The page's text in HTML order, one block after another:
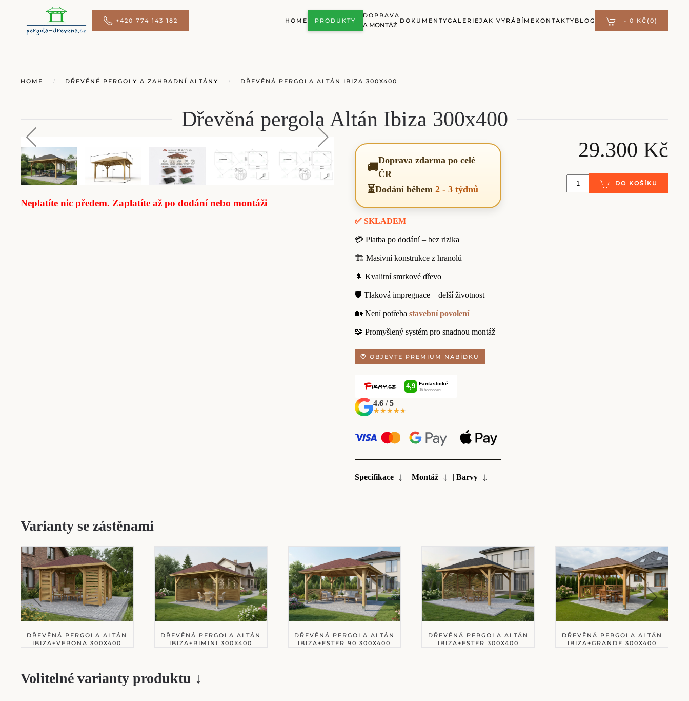
Přejít na hlavní obsah +420 774 143 182 HOME PRODUKTY
DOPRAVA
A MONTÁŽ
DOKUMENTYGALERIEJAK VYRÁBÍME KONTAKTY BLOG - 0 KČ (0)
HOME DŘEVĚNÉ PERGOLY A ZAHRADNÍ ALTÁNY DŘEVĚNÁ PERGOLA ALTÁN IBIZA 300X400
Dřevěná pergola Altán Ibiza 300x400
Neplatíte nic předem. Zaplatíte až po dodání nebo montáži
🚚
Doprava zdarma po celé
ČR
⏳Dodání během 2 - 3 týdnů
✅ SKLADEM
💳 Platba po dodání – bez rizika
🏗️ Masivní konstrukce z hranolů
🌲 Kvalitní smrkové dřevo
🛡️ Tlaková impregnace – delší životnost
🏡 Není potřeba stavební povolení
🧩 Promyšlený systém pro snadnou montáž
OBJEVTE PREMIUM NABÍDKU
4.6 / 5
★★★★★
★★★★★
Specifikace | Montáž | Barvy
29.300 Kč
DO KOŠÍKU
Varianty se zástěnami
DŘEVĚNÁ PERGOLA ALTÁN
IBIZA+VERONA 300X400
DŘEVĚNÁ PERGOLA ALTÁN
IBIZA+RIMINI 300X400
DŘEVĚNÁ PERGOLA ALTÁN
IBIZA+ESTER 90 300X400
DŘEVĚNÁ PERGOLA ALTÁN
IBIZA+ESTER 300X400
DŘEVĚNÁ PERGOLA ALTÁN
IBIZA+GRANDE 300X400
Volitelné varianty produktu ↓